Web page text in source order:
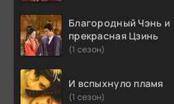
Благородный Чэнь и
прекрасная Цзинь
(1 сезон)
И вспыхнуло пламя
(1 сезон)